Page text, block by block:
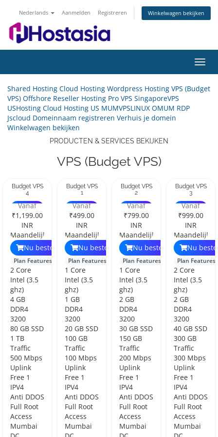
Nederlands Aanmelden Registreren Winkelwagen bekijken
in-/
Shared Hosting Cloud Hosting Wordpress Hosting VPS (Budget
VPS) Offshore Reseller Hosting Pro VPS SingaporeVPS
USHosting Cloud Hosting US MUMVPSLINUX OMUM RDP
Jscloud Domeinnaam registreren Verhuis je domein
Winkelwagen bekijken
PRODUCTEN & SERVICES BEKIJKEN
VPS (Budget VPS)
Budget VPS
4
Vanaf
₹1,199.00
INR
Maandelijks
Nu bestellen
Plan Features
2 Core
Intel (3.5
ghz)
4 GB
DDR4
3200
80 GB SSD
1 TB
Traffic
500 Mbps
Uplink
Free 1
IPV4
Anti DDOS
Full Root
Access
Mumbai
Budget VPS
1
Vanaf
₹499.00
INR
Maandelijks
Nu bestellen
Plan Features
1 Core
Intel (3.5
ghz)
1 GB
DDR4
3200
20 GB SSD
100 GB
Traffic
100 Mbps
Uplink
Free 1
IPV4
Anti DDOS
Full Root
Access
Mumbai
Budget VPS
2
Vanaf
₹799.00
INR
Maandelijks
Nu bestellen
Plan Features
1 Core
Intel (3.5
ghz)
2 GB
DDR4
3200
30 GB SSD
150 GB
Traffic
200 Mbps
Uplink
Free 1
IPV4
Anti DDOS
Full Root
Access
Mumbai
Budget VPS
3
Vanaf
₹999.00
INR
Maandelijks
Nu
Plan Features
2 Core
Intel (3.5
ghz)
2 GB
DDR4
3200
40 GB SSD
300 GB
Traffic
300 Mbps
Uplink
Free 1
IPV4
Anti DDOS
Full Root
Access
Mumbai